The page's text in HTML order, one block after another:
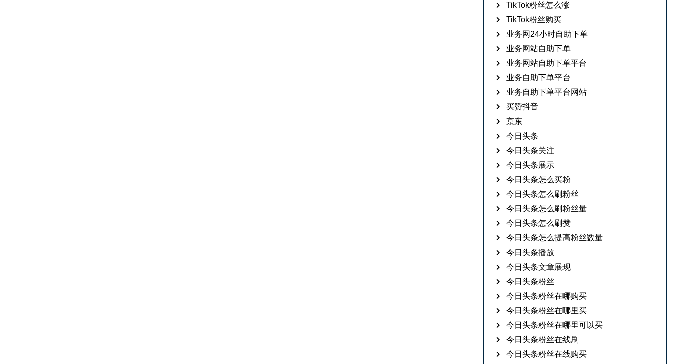
TikTok粉丝怎么涨
TikTok粉丝购买
业务网24小时自助下单
业务网站自助下单
业务网站自助下单平台
业务自助下单平台
业务自助下单平台网站
买赞抖音
京东
今日头条
今日头条关注
今日头条展示
今日头条怎么买粉
今日头条怎么刷粉丝
今日头条怎么刷粉丝量
今日头条怎么刷赞
今日头条怎么提高粉丝数量
今日头条播放
今日头条文章展现
今日头条粉丝
今日头条粉丝在哪购买
今日头条粉丝在哪里买
今日头条粉丝在哪里可以买
今日头条粉丝在线刷
今日头条粉丝在线购买